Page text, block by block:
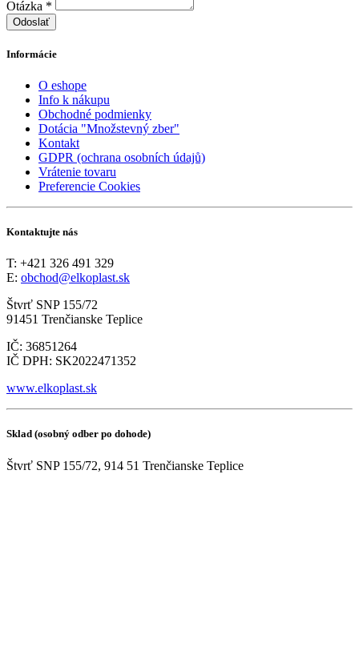
Otázka *
Odoslať
Informácie
O eshope
Info k nákupu
Obchodné podmienky
Dotácia "Množstevný zber"
Kontakt
GDPR (ochrana osobních údajů)
Vrátenie tovaru
Preferencie Cookies
Kontaktujte nás
T: +421 326 491 329
E: obchod@elkoplast.sk
Štvrť SNP 155/72
91451 Trenčianske Teplice
IČ: 36851264
IČ DPH: SK2022471352
www.elkoplast.sk
Sklad (osobný odber po dohode)
Štvrť SNP 155/72, 914 51 Trenčianske Teplice